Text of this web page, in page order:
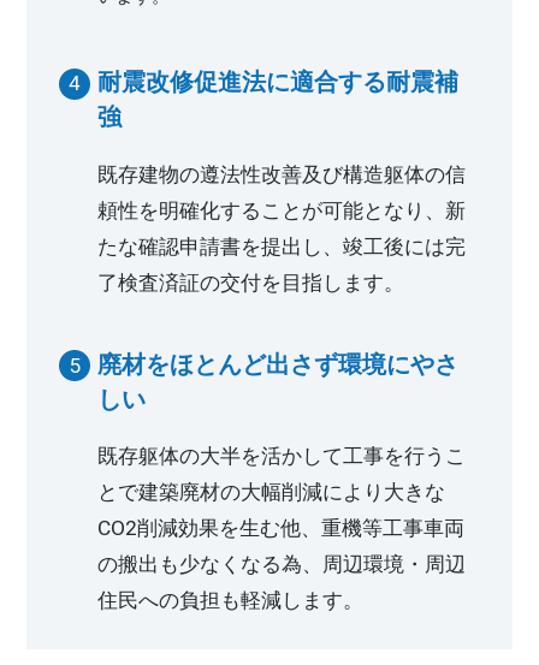
耐震改修促進法に適合する耐震補
強
既存建物の遵法性改善及び構造躯体の信
頼性を明確化することが可能となり、新
たな確認申請書を提出し、竣工後には完
了検査済証の交付を目指します。
廃材をほとんど出さず環境にやさ
しい
既存躯体の大半を活かして工事を行うこ
とで建築廃材の大幅削減により大きな
CO2削減効果を生む他、重機等工事車両
の搬出も少なくなる為、周辺環境・周辺
住民への負担も軽減します。